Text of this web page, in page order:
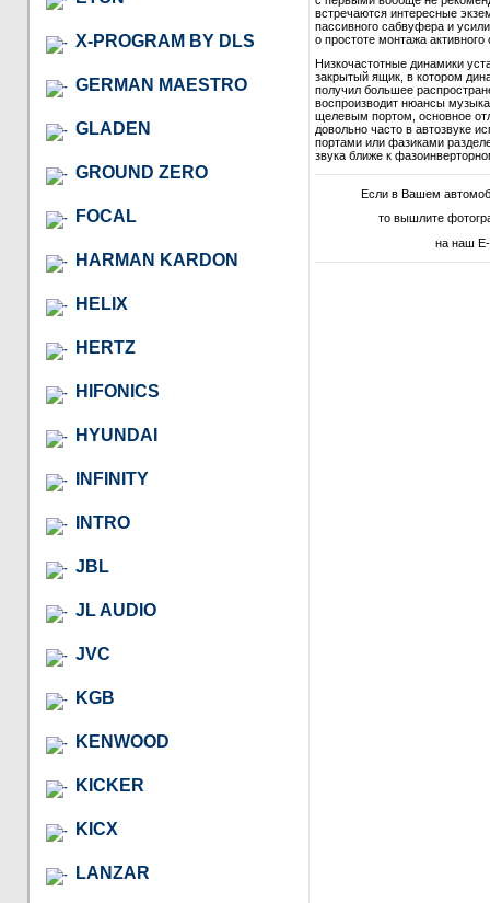
X-PROGRAM BY DLS
GERMAN MAESTRO
GLADEN
GROUND ZERO
FOCAL
HARMAN KARDON
HELIX
HERTZ
HIFONICS
HYUNDAI
INFINITY
INTRO
JBL
JL AUDIO
JVC
KGB
KENWOOD
KICKER
KICX
LANZAR
встречаются интересные
пассивного сабвуфера и
о простоте монтажа
Низкочастотные динамики
закрытый ящик, в котором
получил большее
воспроизводит нюансы
щелевым портом, основное
довольно часто в автозвуке
портами или фазиками
звука ближе к
Если в Вашем
то вышлите
на наш